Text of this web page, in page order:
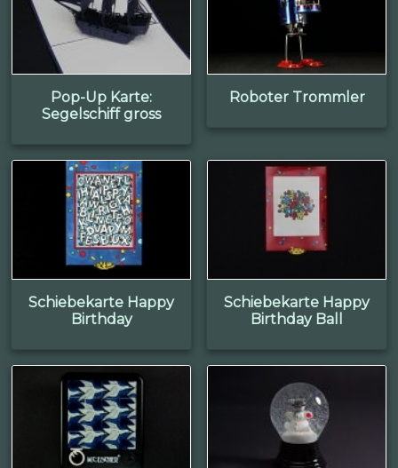
Pop-Up Karte:
Segelschiff gross
Roboter Trommler
Schiebekarte Happy
Birthday
Schiebekarte Happy
Birthday Ball